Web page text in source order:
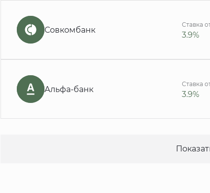
Совкомбанк
Ставка
3.9%
Альфа-банк
Ставка
3.9%